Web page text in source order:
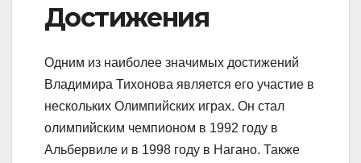
Достижения
Одним из наиболее значимых достижений
Владимира Тихонова является его участие в
нескольких Олимпийских играх. Он стал
олимпийским чемпионом в 1992 году в
Альбервиле и в 1998 году в Нагано. Также